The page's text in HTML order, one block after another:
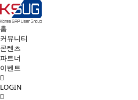
홈
커뮤니티
콘텐츠
파트너
이벤트
LOGIN